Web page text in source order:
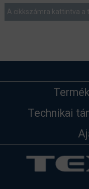
A cikkszámra kattintva a
Technikai